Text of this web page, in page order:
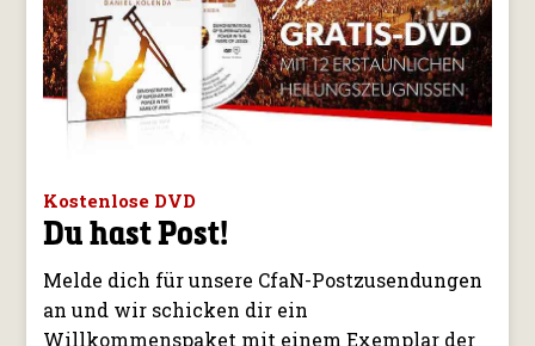
Kostenlose DVD
Du hast Post!
Melde dich für unsere CfaN-Postzusendungen
an und wir schicken dir ein
Willkommenspaket mit einem Exemplar der